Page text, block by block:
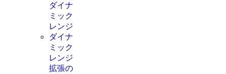
ダイナ
ミック
レンジ
ダイナ
ミック
レンジ
拡張の